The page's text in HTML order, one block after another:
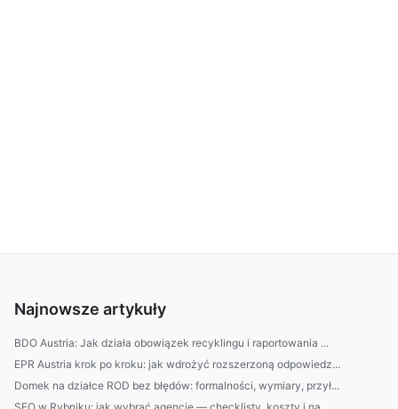
Najnowsze artykuły
BDO Austria: Jak działa obowiązek recyklingu i raportowania ...
EPR Austria krok po kroku: jak wdrożyć rozszerzoną odpowiedz...
Domek na działce ROD bez błędów: formalności, wymiary, przył...